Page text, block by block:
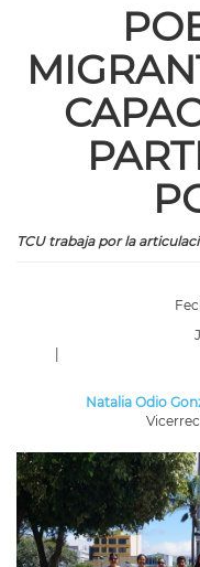
navegación
TCU trabaja por la
|
Natalia Odio